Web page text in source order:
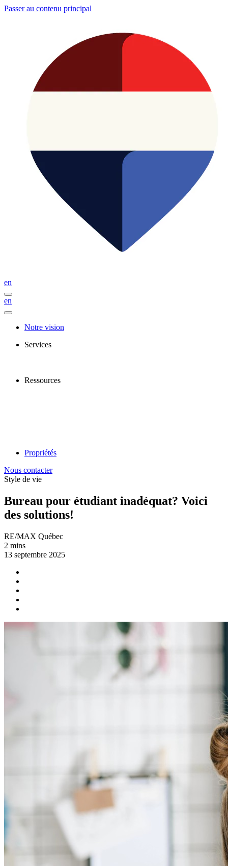
Passer au contenu principal
en
en
Notre vision
Services
Ressources
Propriétés
Nous contacter
Style de vie
Bureau pour étudiant inadéquat? Voici
des solutions!
RE/MAX Québec
2 mins
13 septembre 2025